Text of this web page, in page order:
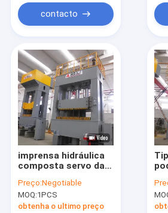
produtos
Quem Somos
Fale Conosco
máquina de prensa hidráulica de
contacto
imprensa hidráulica
composta servo da
toneladas da
imprensa hidráulica
de quadro de H
Preço:Negotiable
MOQ:1PCS
obtenha o ultimo preço
do
H